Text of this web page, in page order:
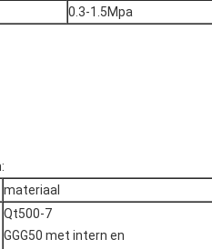
0.3-1.5Mpa
materiaal
Qt500-7
GGG50 met intern en